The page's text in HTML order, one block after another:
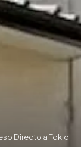
Directo a Tokio